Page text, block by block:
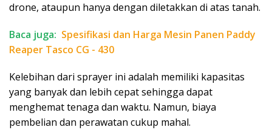
drone, ataupun hanya dengan diletakkan di atas tanah.
Baca juga: Spesifikasi dan Harga Mesin Panen Paddy
Reaper Tasco CG - 430
Kelebihan dari sprayer ini adalah memiliki kapasitas
yang banyak dan lebih cepat sehingga dapat
menghemat tenaga dan waktu. Namun, biaya
pembelian dan perawatan cukup mahal.